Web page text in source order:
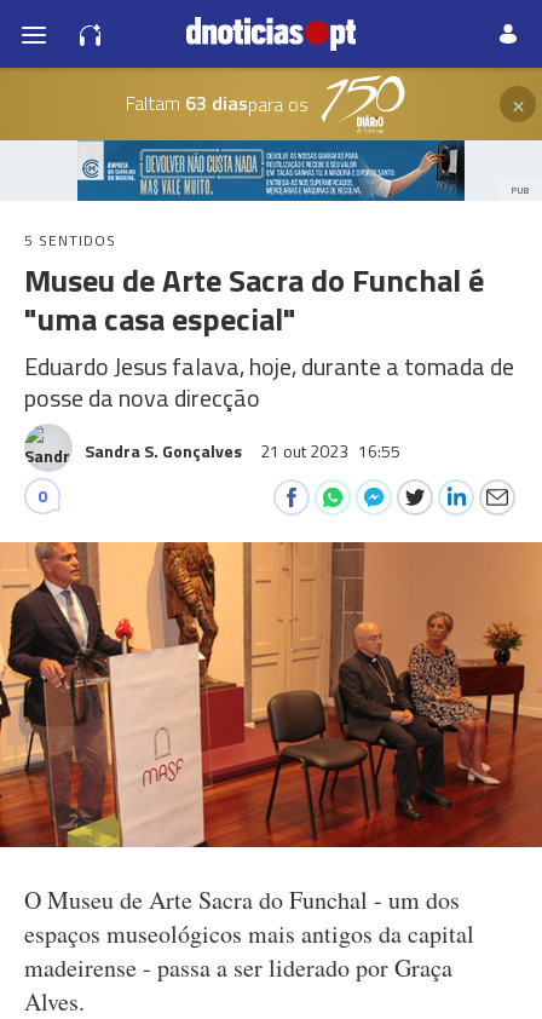
Faltam 63 diaspara os ×
PUB
5 SENTIDOS
Museu de Arte Sacra do Funchal é
"uma casa especial"
Eduardo Jesus falava, hoje, durante a tomada de
posse da nova direcção
Sandra S. Gonçalves 21 out 2023 16:55
0
O Museu de Arte Sacra do Funchal - um dos
espaços museológicos mais antigos da capital
madeirense - passa a ser liderado por Graça
Alves.